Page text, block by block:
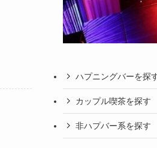
ハプニングバーを探
カップル喫茶を探す
非ハプバー系を探す